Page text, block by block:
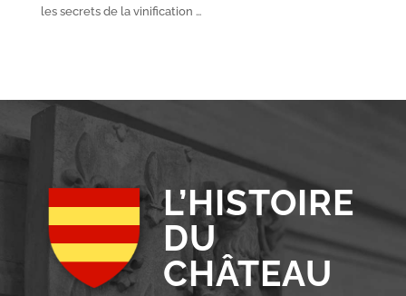
les secrets de la vinification …
L’HISTOIRE
DU
CHÂTEAU